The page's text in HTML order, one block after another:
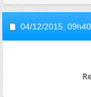
04/12/2015, 09h40